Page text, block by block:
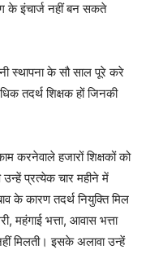
के इंचार्ज नहीं बन सकते
स्थापना के सौ साल पूरे करे
तदर्थ शिक्षक हों जिनकी
करनेवाले हजारों शिक्षकों को
उन्हें प्रत्येक चार महीने में
के कारण तदर्थ नियुक्ति मिल
महंगाई भत्ता, आवास भत्ता
मिलती। इसके अलावा उन्हें